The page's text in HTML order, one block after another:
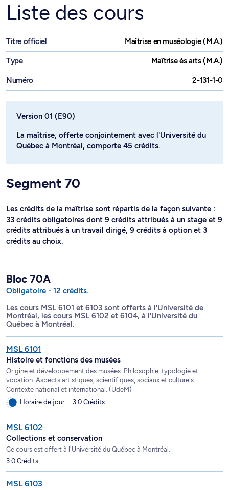
Liste des cours
Titre officiel Maîtrise en muséologie (M.A.)
Type Maîtrise ès arts (M.A.)
Numéro 2-131-1-0
Version 01 (E90)
La maîtrise, offerte conjointement avec l'Université du
Québec à Montréal, comporte 45 crédits.
Segment 70
Les crédits de la maîtrise sont répartis de la façon suivante :
33 crédits obligatoires dont 9 crédits attribués à un stage et 9
crédits attribués à un travail dirigé, 9 crédits à option et 3
crédits au choix.
Bloc 70A
Obligatoire - 12 crédits.
Les cours MSL 6101 et 6103 sont offerts à l'Université de
Montréal, les cours MSL 6102 et 6104, à l'Université du
Québec à Montréal.
MSL 6101
Histoire et fonctions des musées
Origine et développement des musées. Philosophie, typologie et
vocation. Aspects artistiques, scientifiques, sociaux et culturels.
Contexte national et international. (UdeM)
Horaire de jour
3.0 Crédits
MSL 6102
Collections et conservation
Ce cours est offert à l'Université du Québec à Montréal.
3.0 Crédits
MSL 6103